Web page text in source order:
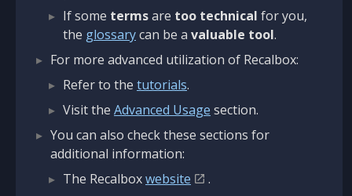
If some termsare too technical for you,
the glossarycan be a valuable tool.
For more advanced utilization of Recalbox:
Refer to the tutorials.
Visit the Advanced Usage section.
You can also check these sections for
additional information:
The Recalboxwebsite
.